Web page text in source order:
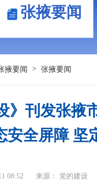
张掖要闻
掖要闻 > 张掖要闻
》刊发张
安全屏障 坚
08:52 来源： 党的建设